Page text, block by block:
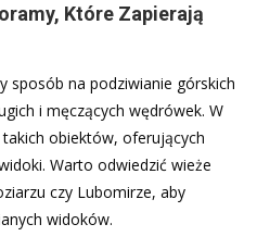
Które Zapierają
sposób na podziwianie górskich
i męczących wędrówek. W
obiektów, oferujących
Warto odwiedzić wieże
czy Lubomirze, aby
widoków.